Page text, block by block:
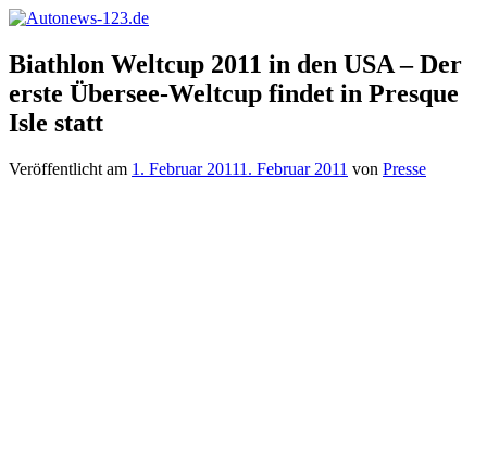
Zum
springen
Autonews-
123.de
Autonews
mit
Charme
Biathlon Weltcup 2011 in den USA – Der
erste Übersee-Weltcup findet in Presque
Isle statt
Veröffentlicht am 1. Februar 20111. Februar 2011 von Presse